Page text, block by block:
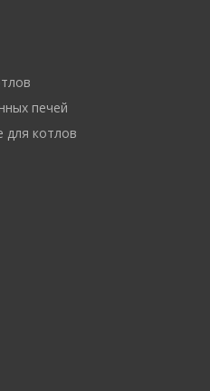
печей
для котлов